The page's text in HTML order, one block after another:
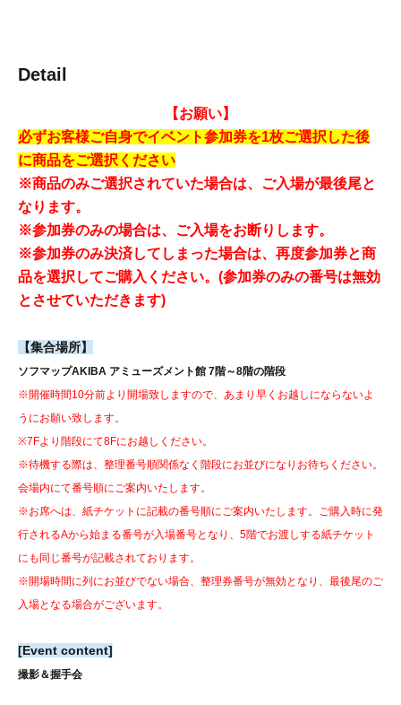
Detail
【お願い】
必ずお客様ご自身でイベント参加券を1枚ご選択した後
に商品をご選択ください
※商品のみご選択されていた場合は、ご入場が最後尾と
なります。
※参加券のみの場合は、ご入場をお断りします。
※参加券のみ決済してしまった場合は、再度参加券と商
品を選択してご購入ください。(参加券のみの番号は無効
とさせていただきます)
【集合場所】
ソフマップAKIBA アミューズメント館 7階～8階の階段
※開催時間10分前より開場致しますので、あまり早くお越しにならないよ
うにお願い致します。
※7Fより階段にて8Fにお越しください。
※待機する際は、整理番号順関係なく階段にお並びになりお待ちください。
会場内にて番号順にご案内いたします。
※お席へは、紙チケットに記載の番号順にご案内いたします。 ご購入時に発
行されるAから始まる番号が入場番号となり、5階でお渡しする紙チケット
にも同じ番号が記載されております。
※開場時間に列にお並びでない場合、整理券番号が無効となり、最後尾のご
入場となる場合がございます。
[Event content]
撮影＆握手会